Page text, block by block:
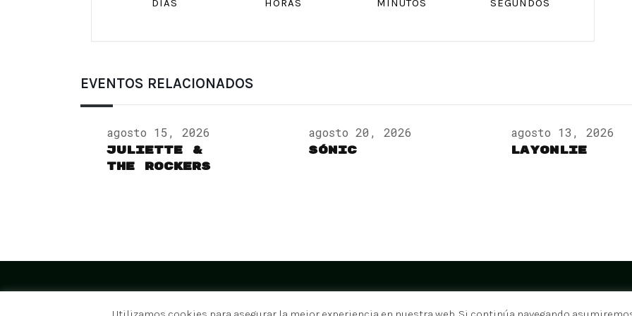
EVENTOS RELACIONADOS
agosto 15, 2026
Juliette &
The Rockers
agosto 20, 2026
Sónic
agosto 13, 2026
LayOnLie